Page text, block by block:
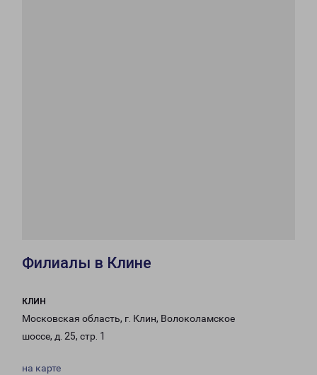
Филиалы в Клине
КЛИН
Московская область, г. Клин, Волоколамское
шоссе, д. 25, стр. 1
на карте